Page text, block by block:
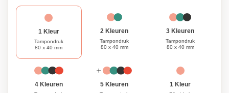
1 Kleur
Tampondruk
80 x 40 mm
2 Kleuren
Tampondruk
80 x 40 mm
3 Kleuren
Tampondruk
80 x 40 mm
4 Kleuren 5 Kleuren 1 Kleur